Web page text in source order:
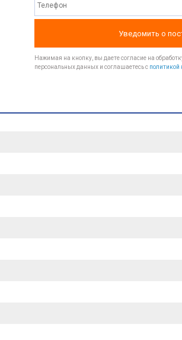
Уведомить о
Нажимая на кнопку, вы даете согласие на
персональных данных и соглашаетесь с политикой